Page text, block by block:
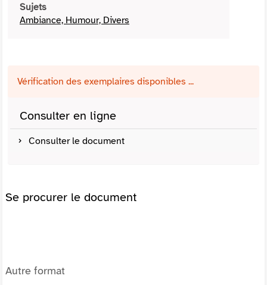
Sujets
Ambiance, Humour, Divers
Vérification des exemplaires disponibles ...
Consulter en ligne
Consulter le document
Se procurer le document
Autre format